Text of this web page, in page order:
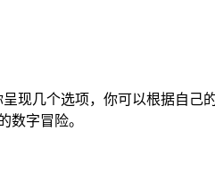
现几个选项，你可以根据自己
数字冒险。